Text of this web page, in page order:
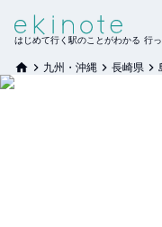
はじめて行く駅のことがわかる 行
九州・沖縄 長崎県